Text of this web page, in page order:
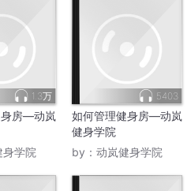
1.3万
房—动岚
身学院
5403
如何管理健身房—动岚
健身学院
by： 动岚健身学院